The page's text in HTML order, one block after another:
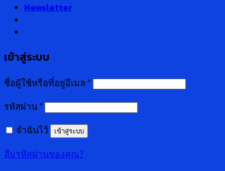
Newsletter
เข้าสู่ระบบ
ชื่อผู้ใช้หรือที่อยู่อีเมล *
รหัสผ่าน *
จำฉันไว้ เข้าสู่ระบบ
ลืมรหัสผ่านของคุณ?